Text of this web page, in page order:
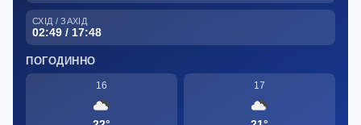
СХІД / ЗАХІД
02:49 / 17:48
ПОГОДИННО
16 17